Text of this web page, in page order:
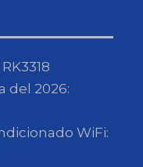
del 2026:
WiFi: